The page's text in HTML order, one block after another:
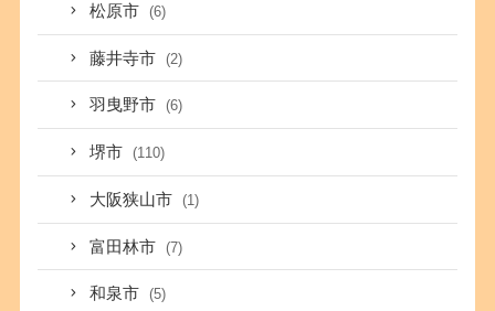
松原市 (6)
藤井寺市 (2)
羽曳野市 (6)
堺市 (110)
大阪狭山市 (1)
富田林市 (7)
和泉市 (5)